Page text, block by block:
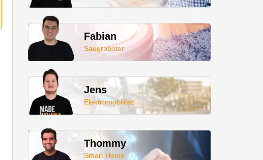
Fabian
Saugroboter
Jens
Elektromobilität
Thommy
Smart Home